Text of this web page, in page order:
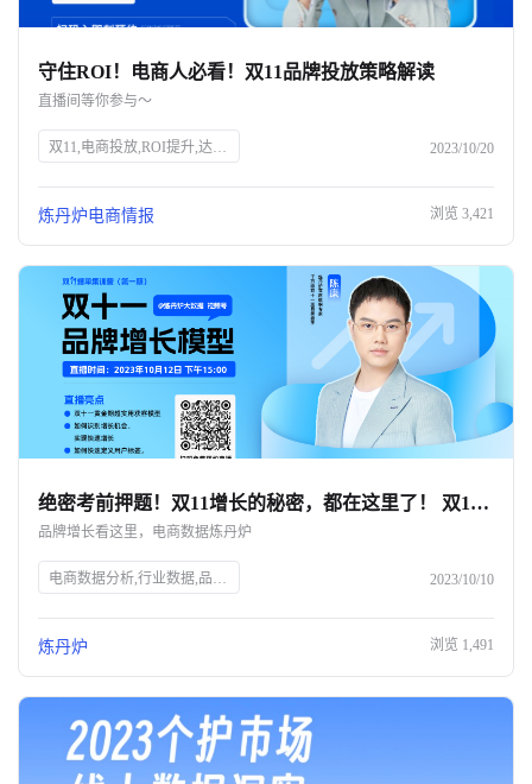
活动中心
关于我们
公司介绍
商机推荐
行业报告
守住ROI！电商人必看！双11品牌投放策略解读
直播间等你参与～
双11,电商投放,ROI提升,达人筛选,预算控制,品牌策略,抖、红平台,炼丹炉大数据,知衣科技,AI科技 2023/10/20
炼丹炉电商情报 浏览 3,421
绝密考前押题！双11增长的秘密，都在这里了！ 双11只能眼睁睁看着别人爆单？💔
品牌增长看这里，电商数据炼丹炉
电商数据分析,行业数据,品牌数据,店铺数据,商品数据,炼丹炉,全域数据覆盖,市场规模,行业发展趋势 2023/10/10
炼丹炉 浏览 1,491